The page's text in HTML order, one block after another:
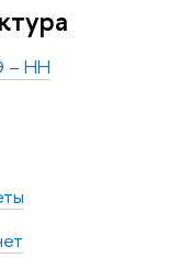
– НН